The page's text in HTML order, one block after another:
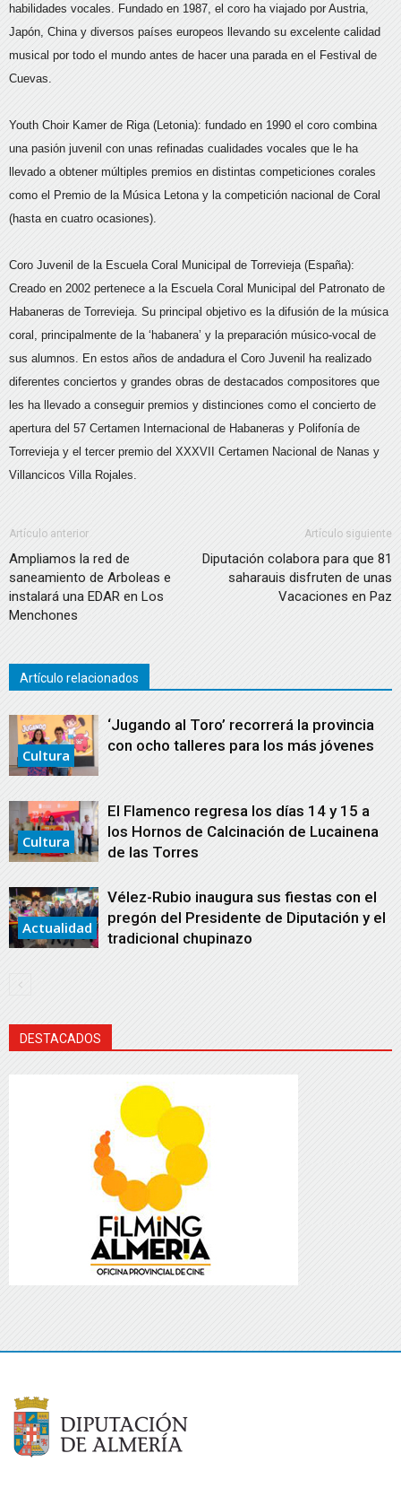
habilidades vocales. Fundado en 1987, el coro ha viajado por Austria,
Japón, China y diversos países europeos llevando su excelente calidad
musical por todo el mundo antes de hacer una parada en el Festival de
Cuevas.
Youth Choir Kamer de Riga (Letonia): fundado en 1990 el coro combina
una pasión juvenil con unas refinadas cualidades vocales que le ha
llevado a obtener múltiples premios en distintas competiciones corales
como el Premio de la Música Letona y la competición nacional de Coral
(hasta en cuatro ocasiones).
Coro Juvenil de la Escuela Coral Municipal de Torrevieja (España):
Creado en 2002 pertenece a la Escuela Coral Municipal del Patronato de
Habaneras de Torrevieja. Su principal objetivo es la difusión de la música
coral, principalmente de la ‘habanera’ y la preparación músico-vocal de
sus alumnos. En estos años de andadura el Coro Juvenil ha realizado
diferentes conciertos y grandes obras de destacados compositores que
les ha llevado a conseguir premios y distinciones como el concierto de
apertura del 57 Certamen Internacional de Habaneras y Polifonía de
Torrevieja y el tercer premio del XXXVII Certamen Nacional de Nanas y
Villancicos Villa Rojales.
Artículo anterior
Ampliamos la red de
saneamiento de Arboleas e
instalará una EDAR en Los
Menchones
Artículo siguiente
Diputación colabora para que 81
saharauis disfruten de unas
Vacaciones en Paz
Artículo relacionados
Cultura
‘Jugando al Toro’ recorrerá la provincia
con ocho talleres para los más jóvenes
Cultura
El Flamenco regresa los días 14 y 15 a
los Hornos de Calcinación de Lucainena
de las Torres
Actualidad
Vélez-Rubio inaugura sus fiestas con el
pregón del Presidente de Diputación y el
tradicional chupinazo
DESTACADOS